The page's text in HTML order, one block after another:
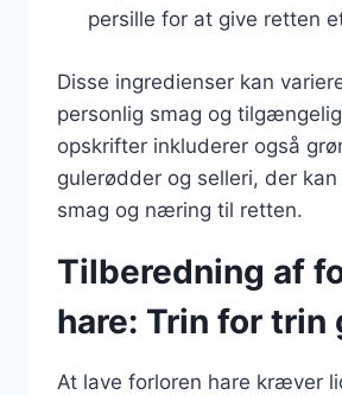
persille for at give retten
Disse ingredienser kan
personlig smag og
opskrifter inkluderer også
gulerødder og selleri, der
smag og næring til retten.
Tilberedning af
hare: Trin for trin
At lave forloren hare kræver